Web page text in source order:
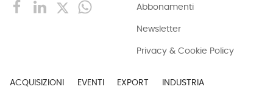
Abbonamenti
Newsletter
Privacy & Cookie Policy
ACQUISIZIONI EVENTI EXPORT INDUSTRIA